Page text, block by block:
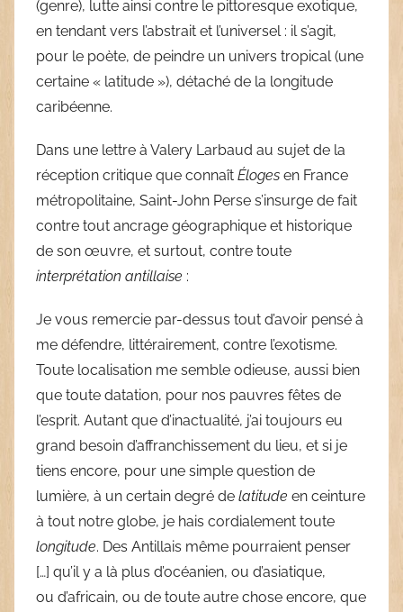
(genre), lutte ainsi contre le pittoresque exotique,
en tendant vers l’abstrait et l’universel : il s’agit,
pour le poète, de peindre un univers tropical (une
certaine « latitude »), détaché de la longitude
caribéenne.
Dans une lettre à Valery Larbaud au sujet de la
réception critique que connaît Éloges en France
métropolitaine, Saint-John Perse s’insurge de fait
contre tout ancrage géographique et historique
de son œuvre, et surtout, contre toute
interprétation antillaise :
Je vous remercie par-dessus tout d’avoir pensé à
me défendre, littérairement, contre l’exotisme.
Toute localisation me semble odieuse, aussi bien
que toute datation, pour nos pauvres fêtes de
l’esprit. Autant que d’inactualité, j’ai toujours eu
grand besoin d’affranchissement du lieu, et si je
tiens encore, pour une simple question de
lumière, à un certain degré de latitude en ceinture
à tout notre globe, je hais cordialement toute
longitude. Des Antillais même pourraient penser
[…] qu’il y a là plus d’océanien, ou d’asiatique,
ou d’africain, ou de toute autre chose encore, que